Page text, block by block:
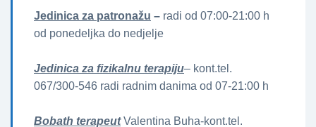
Jedinica za patronažu – radi od 07:00-21:00 h
od ponedeljka do nedjelje
Jedinica za fizikalnu terapiju– kont.tel.
067/300-546 radi radnim danima od 07-21:00 h
Bobath terapeutValentina Buha-kont.tel.